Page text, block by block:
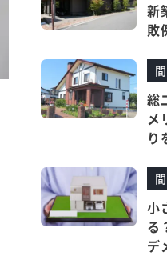
新
敗
総
メ
り
小
る
デ